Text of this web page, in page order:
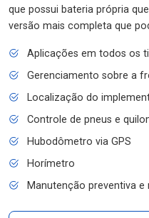
que possui bateria própria
versão mais completa que
Aplicações em todos os
Gerenciamento sobre a
Localização do
Controle de pneus e
Hubodômetro via GPS
Horímetro
Manutenção preventiva e